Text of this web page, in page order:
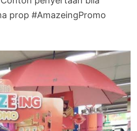
prop #AmazeingPromo